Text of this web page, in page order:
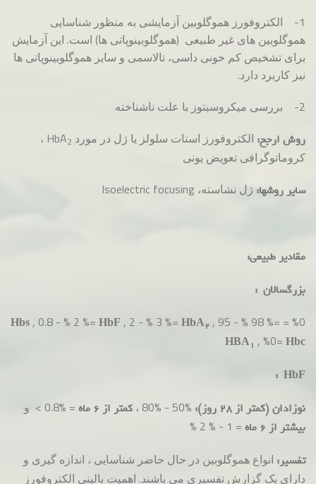
1- الکتروفورز هموگلوبین آزمایشی به منظور شناسایی
هموگلوبین های غیر طبیعی (هموگلوبینوپاتی ها) است. این آزمایش
برای تشخیص کم خونی داسی، تالاسمی و سایر هموگلوبینوپاتی ها
نیز کاربرد دارد.
2- بررسی میکروسبتوز با علت ناشناخته
روش ارجح: الکتروفورز استات سلولز یا ژل در مورد HbA 2
،
کروماتوگرافی تعویض یونی
سایر روشها: ژل نشاسته، Isoelectric focusing
مقادیر طبیعی:
بزرگسالان :
%0 =
Hbs , 0.8 - % 2 %= HbF , 2 - % 3 %= HbA2 , 95 - % 98 %=
HBA1 , %0= Hbc
HbF
:
نوزادان (کمتر از 28 روز):
%50 - %80 ، کمتر از 6 ماه
= %0.8 > و
بیشتر از 6 ماه
= 1 - % 2 %
تفسیر: انواع هموگلوبین در حال حاضر شناسایی ، اندازه گیری و
دارای یک گزارش تفسیری می باشند. اهمیت بالینی الکتروفورز